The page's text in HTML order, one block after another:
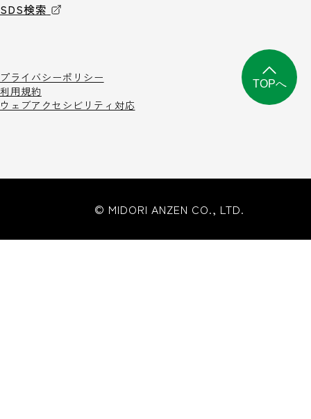
SDS検索
プライバシーポリシー
利用規約
ウェブアクセシビリティ対応
© MIDORI ANZEN CO., LTD.
TOPへ